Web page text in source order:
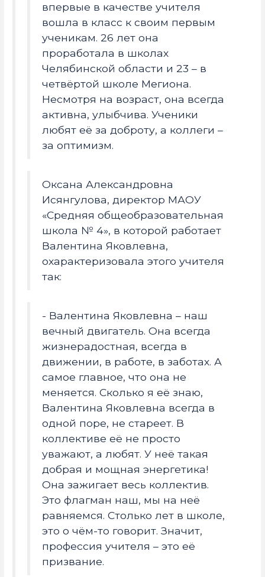
впервые в качестве учителя
вошла в класс к своим первым
ученикам. 26 лет она
проработала в школах
Челябинской области и 23 – в
четвёртой школе Мегиона.
Несмотря на возраст, она всегда
активна, улыбчива. Ученики
любят её за доброту, а коллеги –
за оптимизм.
Оксана Александровна
Исянгулова, директор МАОУ
«Средняя общеобразовательная
школа № 4», в которой работает
Валентина Яковлевна,
охарактеризовала этого учителя
так:
- Валентина Яковлевна – наш
вечный двигатель. Она всегда
жизнерадостная, всегда в
движении, в работе, в заботах. А
самое главное, что она не
меняется. Сколько я её знаю,
Валентина Яковлевна всегда в
одной поре, не стареет. В
коллективе её не просто
уважают, а любят. У неё такая
добрая и мощная энергетика!
Она зажигает весь коллектив.
Это флагман наш, мы на неё
равняемся. Столько лет в школе,
это о чём-то говорит. Значит,
профессия учителя – это её
призвание.